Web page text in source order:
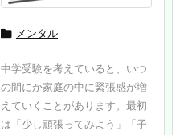
 メンタル
中学受験を考えていると、いつ
の間にか家庭の中に緊張感が増
えていくことがあります。最初
は「少し頑張ってみよう」「子